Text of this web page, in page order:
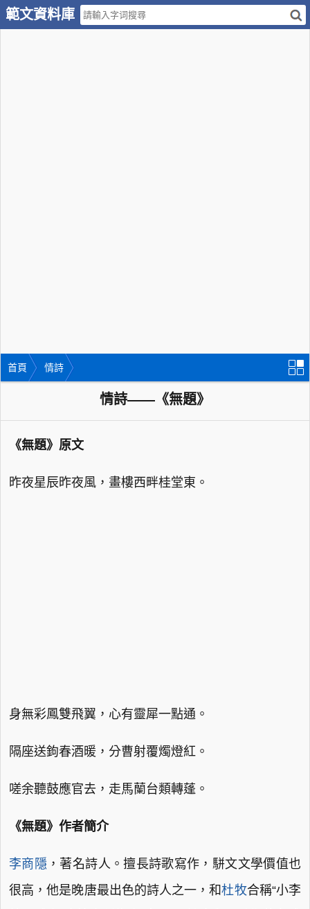
範文資料庫
首頁 情詩
情詩——《無題》
《無題》原文
昨夜星辰昨夜風，畫樓西畔桂堂東。
身無彩鳳雙飛翼，心有靈犀一點通。
隔座送鉤春酒暖，分曹射覆燭燈紅。
嗟余聽鼓應官去，走馬蘭台類轉蓬。
《無題》作者簡介
李商隱 ，著名詩人。擅長詩歌寫作，駢文文學價值也
很高，他是晚唐最出色的詩人之一，和杜牧合稱“小李